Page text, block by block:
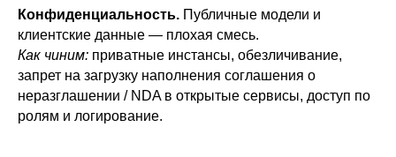
Конфиденциальность. Публичные модели и
клиентские данные — плохая смесь.
Как чиним: приватные инстансы, обезличивание,
запрет на загрузку наполнения соглашения о
неразглашении / NDA в открытые сервисы, доступ по
ролям и логирование.